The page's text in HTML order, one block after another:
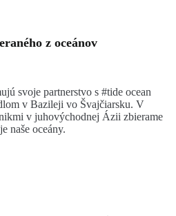
z oceánov
svoje partnerstvo s #tide ocean
v Bazileji vo Švajčiarsku. V
v juhovýchodnej Ázii zbierame
naše oceány.